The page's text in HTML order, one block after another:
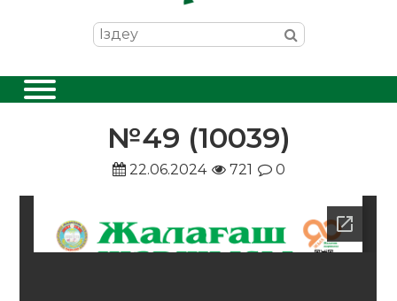
№49 (10039)
22.06.2024 721 0